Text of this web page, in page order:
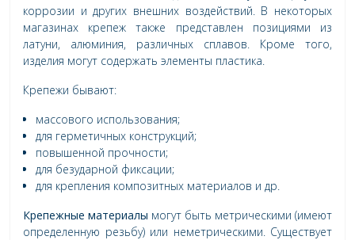
коррозии и других внешних воздействий. В некоторых
магазинах крепеж также представлен позициями из
латуни, алюминия, различных сплавов. Кроме того,
изделия могут содержать элементы пластика.
Крепежи бывают:
массового использования;
для герметичных конструкций;
повышенной прочности;
для безударной фиксации;
для крепления композитных материалов и др.
Крепежные материалы могут быть метрическими (имеют
определенную резьбу) или неметрическими. Существует